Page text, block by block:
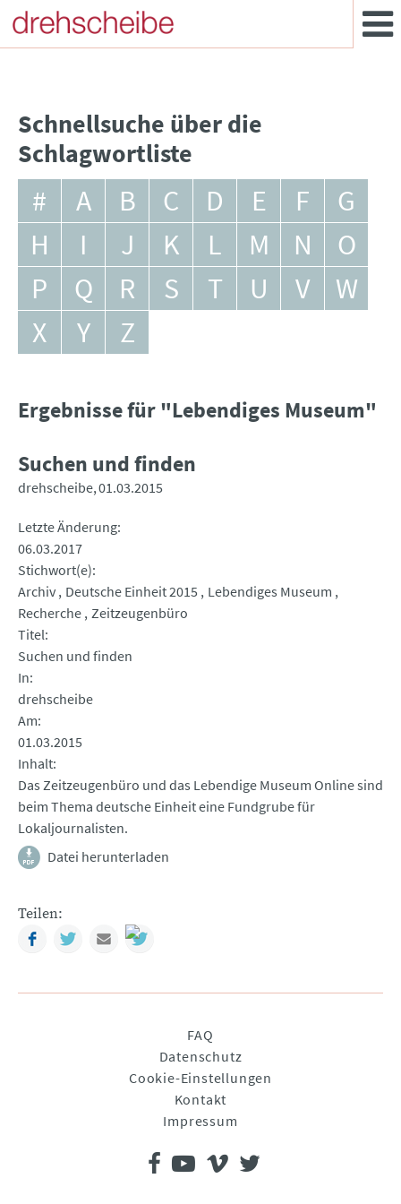
Schnellsuche über die
Schlagwortliste
# A B C D E F
G
H
I J K L M N
O
P
Q R S T U V
W
X
Y Z
Ergebnisse für "Lebendiges Museum"
Suchen und finden
drehscheibe 01.03.2015
Letzte Änderung
06.03.2017
Stichwort(e)
Archiv Deutsche Einheit 2015
Lebendiges Museum
Recherche Zeitzeugenbüro
Titel
Suchen und finden
In
drehscheibe
Am
01.03.2015
Inhalt
Das Zeitzeugenbüro und das Lebendige Museum Online sind
beim Thema deutsche Einheit eine Fundgrube für
Lokaljournalisten.
Datei herunterladen
Teilen:
FacebookTwitterMail
FAQ
Datenschutz
Cookie-Einstellungen
Kontakt
Impressum